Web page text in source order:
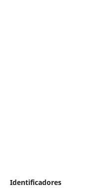
Identificadores